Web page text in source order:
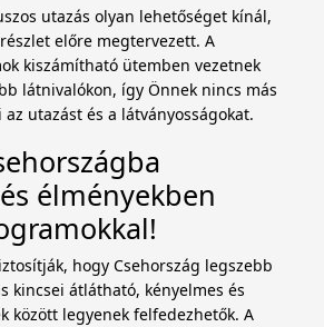
utazás olyan lehetőséget kínál,
előre megtervezett. A
kiszámítható ütemben vezetnek
látnivalókon, így Önnek nincs más
utazást és a látványosságokat.
élményekben
hogy Csehország legszebb
kincsei átlátható, kényelmes és
között legyenek felfedezhetők. A